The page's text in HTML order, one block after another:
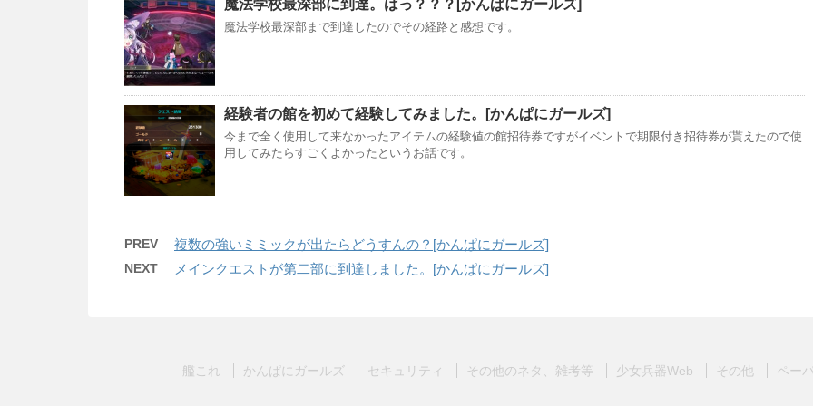
魔法学校最深部に到達。はっ？？？[かんぱにガールズ]
魔法学校最深部まで到達したのでその経路と感想です。
経験者の館を初めて経験してみました。[かんぱにガールズ]
今まで全く使用して来なかったアイテムの経験値の館招待券ですがイベントで期限付き招待券が貰えたので使
用してみたらすごくよかったというお話です。
PREV 複数の強いミミックが出たらどうすんの？[かんぱにガールズ]
NEXT メインクエストが第二部に到達しました。[かんぱにガールズ]
艦これ かんぱにガールズ セキュリティ その他のネタ、雑考等 少女兵器Web その他 ペー